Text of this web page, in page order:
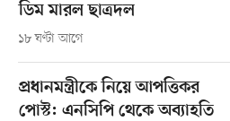
ডিম মারল ছাত্রদল
১৮ ঘণ্টা আগে
প্রধানমন্ত্রীকে নিয়ে আপত্তিকর
পোস্ট: এনসিপি থেকে অব্যাহতি